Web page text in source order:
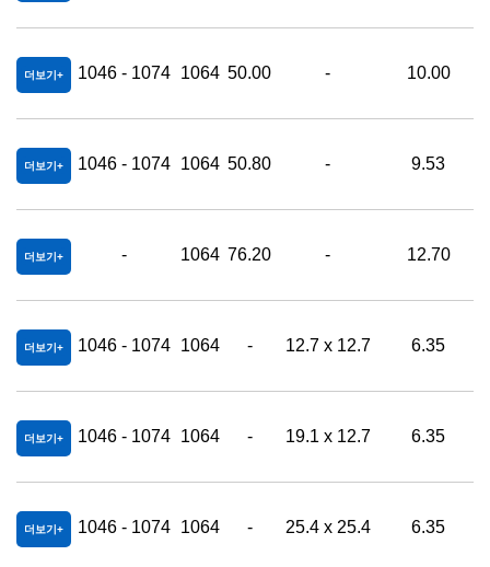
더보기 1046 - 1074 1064 50.00 - 10.00
더보기 1046 - 1074 1064 50.80 - 9.53
더보기 - 1064 76.20 - 12.70
더보기 1046 - 1074 1064 - 12.7 x 12.7 6.35
더보기 1046 - 1074 1064 - 19.1 x 12.7 6.35
더보기 1046 - 1074 1064 - 25.4 x 25.4 6.35